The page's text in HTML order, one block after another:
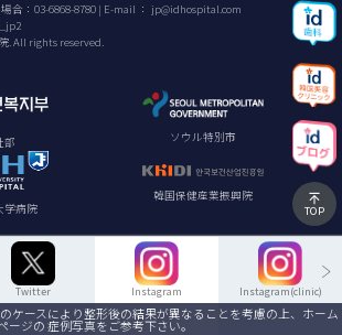
Twitter Instagram Instagram(clinic)
合： 03-6868-8780 | E-mail ： jp@idhospital.com
. All rights reserved.
部 ソウル特別市
学病院
韓国保健産業振興院
TOP
ケースにより整形後の結果が異なることを考慮の上、ホーム
ージの 症例写真をご参考下さい。